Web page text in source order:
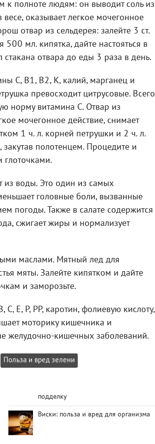
к полноте людям: он выводит соль из
оказывает легкое мочегонное
отвар из сельдерея: залейте 3 ст.
мл. кипятка, дайте настояться в
отвара до еды 3 раза в день.
С, В1, В2, К, калий, марганец и
превосходит цитрусовые. Всего
норму витамина С. Отвар из
мочегонное действие, снимает
1 ч. л. корней петрушки и 2 ч. л.
закутав полотенцем. Процедите и
глоточками.
из воды. Это один из самых
головные боли, вызванные
погоды. Также в салате содержится
сжигает жиры и нормализует
маслами. Мятный лед для
мяты. Залейте кипятком и дайте
и заморозьте.
Е, Р, РР, каротин, фолиевую кислоту,
моторику кишечника и
желудочно-кишечных заболеваний.
Польза и вред зелени
подделку
Виски: польза и вред для организма